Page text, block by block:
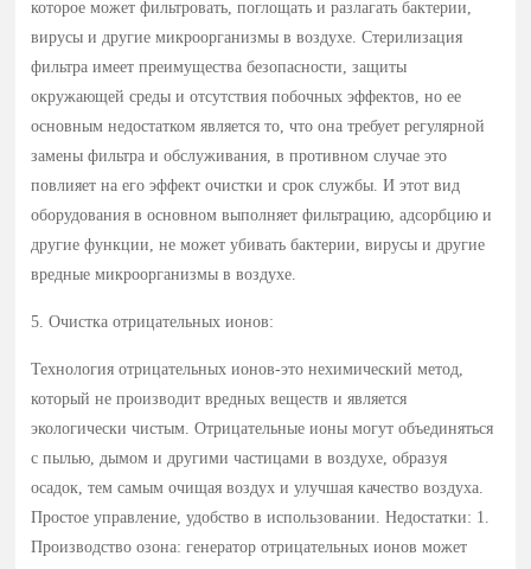
которое может фильтровать, поглощать и разлагать бактерии,
вирусы и другие микроорганизмы в воздухе. Стерилизация
фильтра имеет преимущества безопасности, защиты
окружающей среды и отсутствия побочных эффектов, но ее
основным недостатком является то, что она требует регулярной
замены фильтра и обслуживания, в противном случае это
повлияет на его эффект очистки и срок службы. И этот вид
оборудования в основном выполняет фильтрацию, адсорбцию и
другие функции, не может убивать бактерии, вирусы и другие
вредные микроорганизмы в воздухе.
5. Очистка отрицательных ионов:
Технология отрицательных ионов-это нехимический метод,
который не производит вредных веществ и является
экологически чистым. Отрицательные ионы могут объединяться
с пылью, дымом и другими частицами в воздухе, образуя
осадок, тем самым очищая воздух и улучшая качество воздуха.
Простое управление, удобство в использовании. Недостатки: 1.
Производство озона: генератор отрицательных ионов может